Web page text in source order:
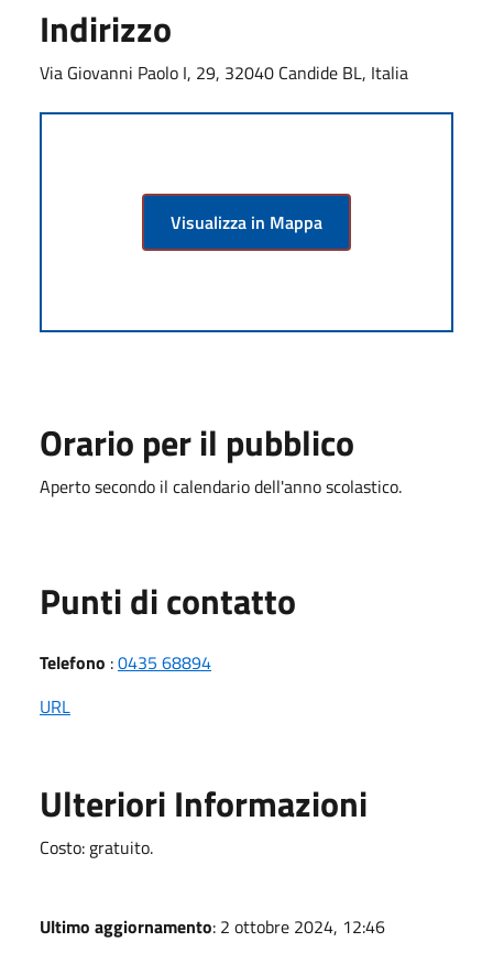
Indirizzo
Via Giovanni Paolo I, 29, 32040 Candide BL, Italia
Visualizza in Mappa
Orario per il pubblico
Aperto secondo il calendario dell'anno scolastico.
Punti di contatto
Telefono :0435 68894
URL
Ulteriori Informazioni
Costo: gratuito.
Ultimo aggiornamento: 2 ottobre 2024, 12:46